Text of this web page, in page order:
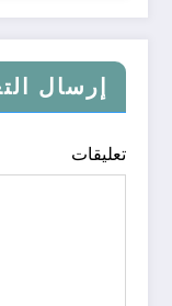
إرسال
تعليقات